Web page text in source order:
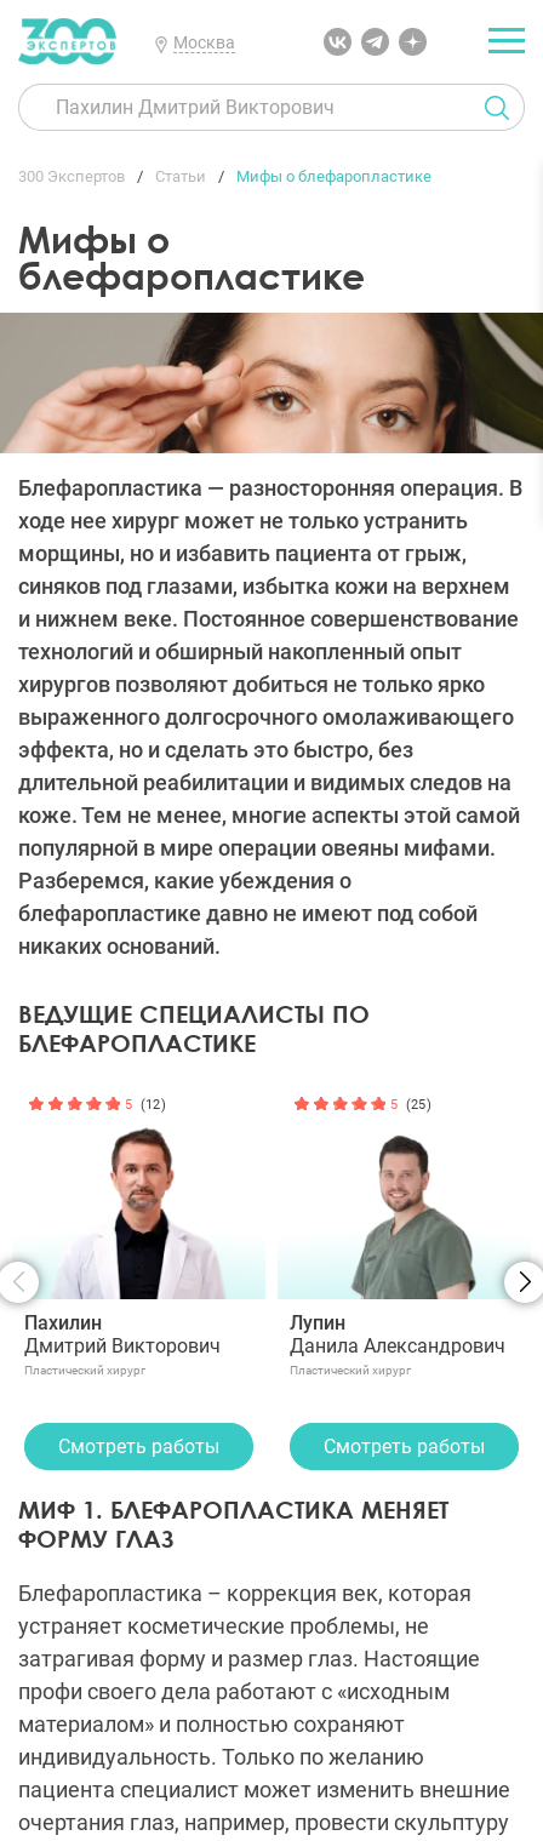
Москва
300 Экспертов Статьи Мифы о блефаропластике
Мифы о
блефаропластике
Блефаропластика — разносторонняя операция. В
ходе нее хирург может не только устранить
морщины, но и избавить пациента от грыж,
синяков под глазами, избытка кожи на верхнем
и нижнем веке. Постоянное совершенствование
технологий и обширный накопленный опыт
хирургов позволяют добиться не только ярко
выраженного долгосрочного омолаживающего
эффекта, но и сделать это быстро, без
длительной реабилитации и видимых следов на
коже. Тем не менее, многие аспекты этой самой
популярной в мире операции овеяны мифами.
Разберемся, какие убеждения о
блефаропластике давно не имеют под собой
никаких оснований.
ВЕДУЩИЕ СПЕЦИАЛИСТЫ ПО
БЛЕФАРОПЛАСТИКЕ
Пахилин
Дмитрий Викторович
5 (12)
Пластический хирург
Смотреть работы
Лупин
Данила Александрович
5 (25)
Пластический хирург
Смотреть работы
МИФ 1. БЛЕФАРОПЛАСТИКА МЕНЯЕТ
ФОРМУ ГЛАЗ
Блефаропластика – коррекция век, которая
устраняет косметические проблемы, не
затрагивая форму и размер глаз. Настоящие
профи своего дела работают с «исходным
материалом» и полностью сохраняют
индивидуальность. Только по желанию
пациента специалист может изменить внешние
очертания глаз, например, провести скульптуру